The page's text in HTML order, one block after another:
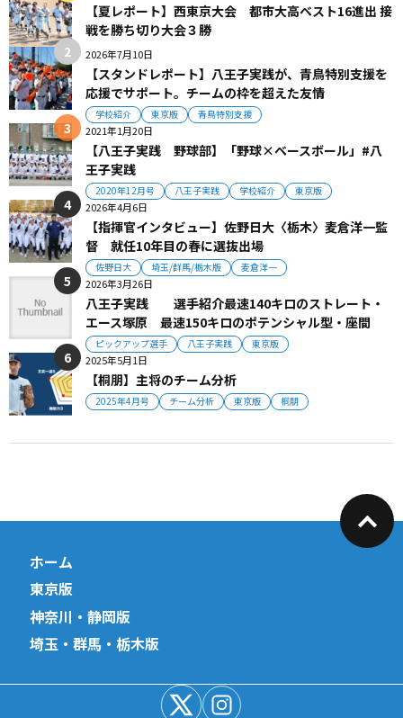
【夏レポート】西東京大会 都市大高ベスト16進出 接
戦を勝ち切り大会３勝
2026年7月10日
【スタンドレポート】八王子実践が、青鳥特別支援を
応援でサポート。チームの枠を超えた友情
学校紹介 東京版 青鳥特別支援
2021年1月20日
【八王子実践 野球部】「野球×ベースボール」#八
王子実践
2020年12月号 八王子実践 学校紹介 東京版
2026年4月6日
【指揮官インタビュー】佐野日大〈栃木〉麦倉洋一監
督 就任10年目の春に選抜出場
佐野日大 埼玉/群馬/栃木版 麦倉洋一
2026年3月26日
八王子実践 選手紹介最速140キロのストレート・
エース塚原 最速150キロのポテンシャル型・座間
ピックアップ選手 八王子実践 東京版
2025年5月1日
【桐朋】主将のチーム分析
2025年4月号 チーム分析 東京版 桐朋
ホーム
東京版
神奈川・静岡版
埼玉・群馬・栃木版